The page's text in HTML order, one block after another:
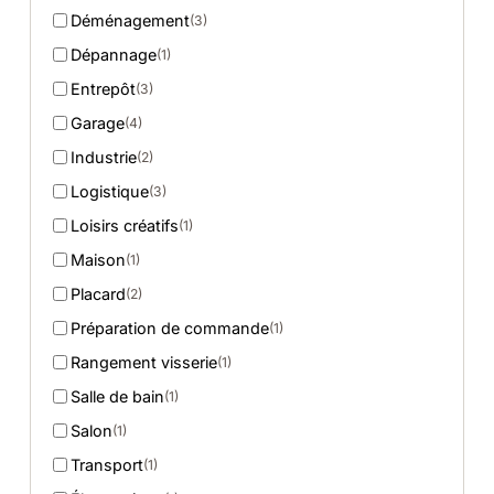
Déménagement(3)
Dépannage(1)
Entrepôt(3)
Garage(4)
Industrie(2)
Logistique(3)
Loisirs créatifs(1)
Maison(1)
Placard(2)
Préparation de commande(1)
Rangement visserie(1)
Salle de bain(1)
Salon(1)
Transport(1)